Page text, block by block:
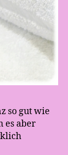
so gut wie
es aber